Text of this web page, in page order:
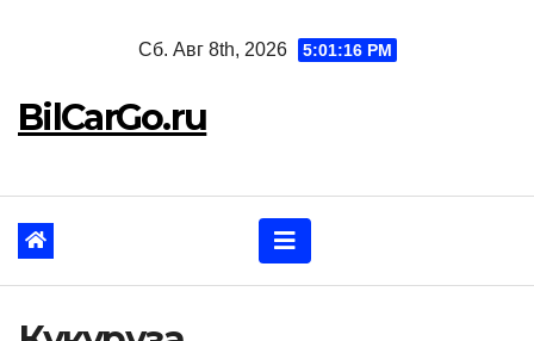
Сб. Авг 8th, 2026 5:01:17 PM
BilCarGo.ru